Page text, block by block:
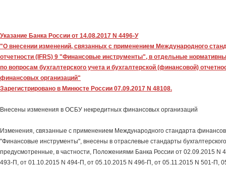
Указание Банка России от 14.08.2017 N 4496-У
"О внесении изменений, связанных с применением Международного
отчетности (IFRS) 9 "Финансовые инструменты", в отдельные
по вопросам бухгалтерского учета и бухгалтерской (финансовой)
финансовых организаций"
Зарегистрировано в Минюсте России 07.09.2017 N 48108.
Внесены изменения в ОСБУ некредитных финансовых организаций
Изменения, связанные с применением Международного стандарта
"Финансовые инструменты", внесены в отраслевые стандарты
предусмотренные, в частности, Положениями Банка России от 02.09.2015 N
493-П, от 01.10.2015 N 494-П, от 05.10.2015 N 496-П, от 05.11.2015 N 501-П,